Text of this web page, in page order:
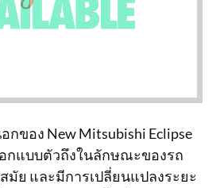
ของ New Mitsubishi Eclipse
กแบบตัวถึงในลักษณะของรถ
มัย และมีการเปลี่ยนแปลงระยะ